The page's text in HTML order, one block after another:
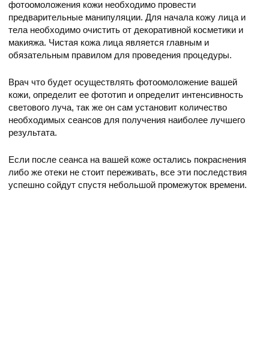
фотоомоложения кожи необходимо провести
предварительные манипуляции. Для начала кожу лица и
тела необходимо очистить от декоративной косметики и
макияжа. Чистая кожа лица является главным и
обязательным правилом для проведения процедуры.
Врач что будет осуществлять фотоомоложение вашей
кожи, определит ее фототип и определит интенсивность
светового луча, так же он сам установит количество
необходимых сеансов для получения наиболее лучшего
результата.
Если после сеанса на вашей коже остались покраснения
либо же отеки не стоит переживать, все эти последствия
успешно сойдут спустя небольшой промежуток времени.